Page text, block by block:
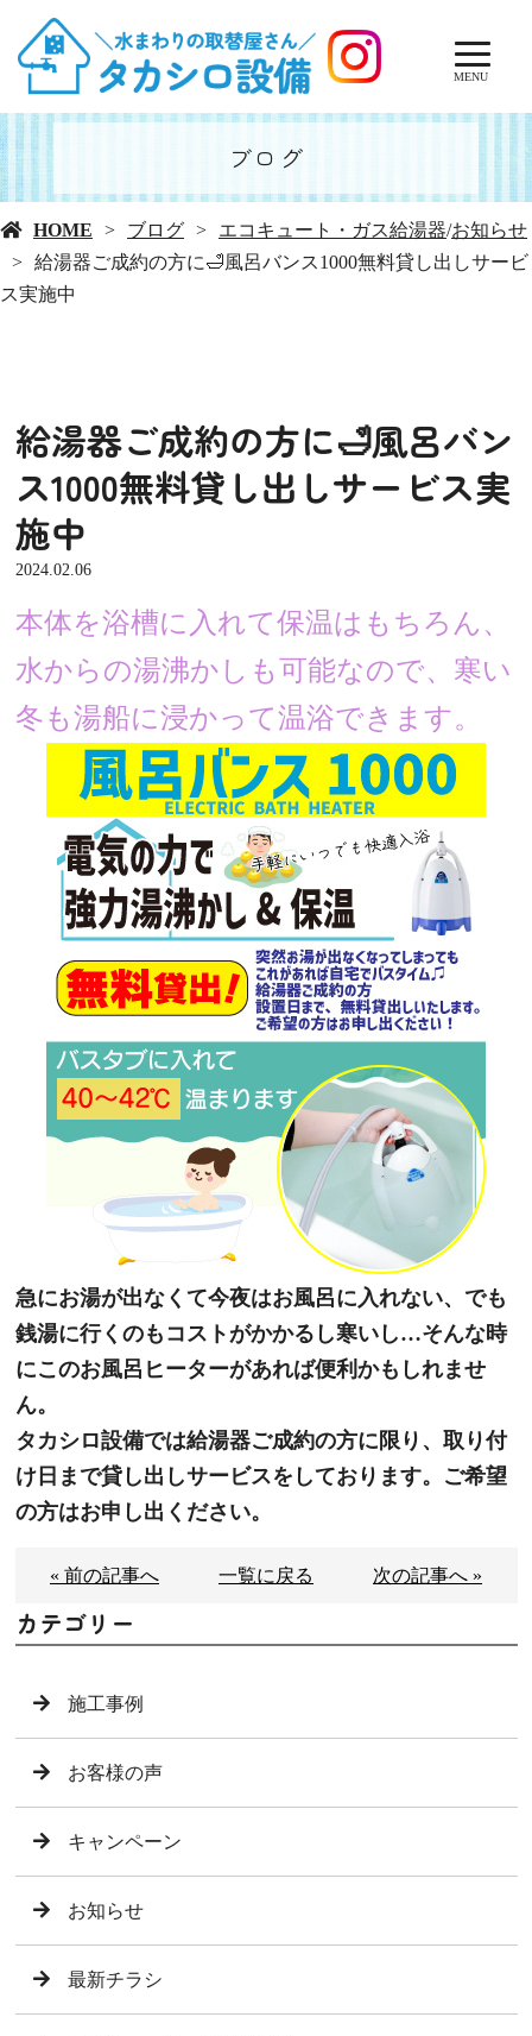
MENU
ブログ
HOME ブログ エコキュート・ガス給湯器/お知らせ
給湯器ご成約の方に🛁風呂バンス1000無料貸し出しサービ
ス実施中
給湯器ご成約の方に🛁風呂バン
ス1000無料貸し出しサービス実
施中
2024.02.06
本体を浴槽に入れて保温はもちろん、
水からの湯沸かしも可能なので、寒い
冬も湯船に浸かって温浴できます。
急にお湯が出なくて今夜はお風呂に入れない、でも
銭湯に行くのもコストがかかるし寒いし…そんな時
にこのお風呂ヒーターがあれば便利かもしれませ
ん。
タカシロ設備では給湯器ご成約の方に限り、取り付
け日まで貸し出しサービスをしております。ご希望
の方はお申し出ください。
« 前の記事へ 一覧に戻る 次の記事へ »
カテゴリー
施工事例
お客様の声
キャンペーン
お知らせ
最新チラシ